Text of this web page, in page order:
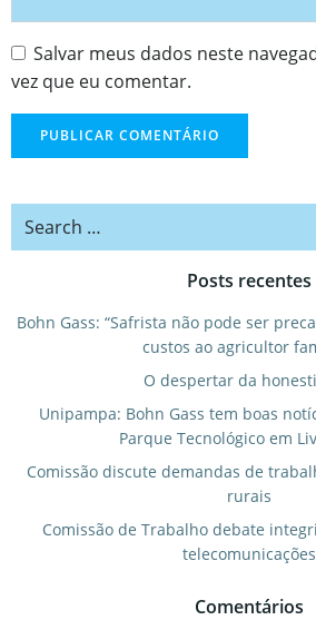
Salvar meus dados neste
vez que eu comentar.
Search
Posts recentes
Bohn Gass: “Safrista não pode ser
custos ao agricultor
O despertar da
Unipampa: Bohn Gass tem boas
Parque Tecnológico em
Comissão discute demandas de
rurais
Comissão de Trabalho debate
telecomunicações
Comentários